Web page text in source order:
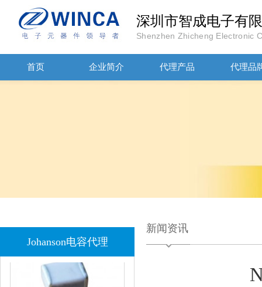
深圳市智成电子有
Shenzhen Zhicheng Electronic
首页 企业简介 代理产品 代理品
Johanson电容代理
JOHANOSN高压贴片电容1206/NPO/1000V/220PF/J档封装
新闻资讯